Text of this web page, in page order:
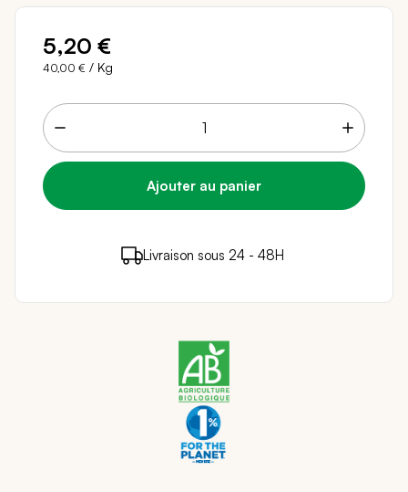
5,20 €
40,00 € / Kg
5 points de fidélité ( 0,10 € en achetant ce
Livraison sous 24 - 48H
Paiement sécurisé